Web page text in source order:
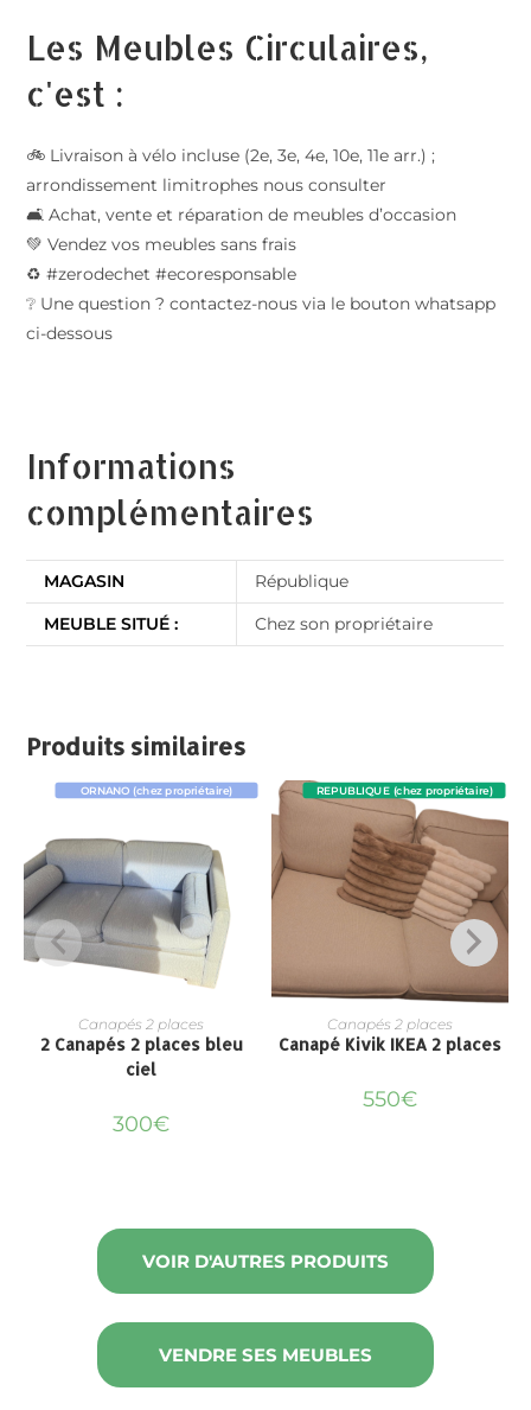
Les Meubles Circulaires,
c'est :
🚲 Livraison à vélo incluse (2e, 3e, 4e, 10e, 11e arr.) ;
arrondissement limitrophes nous consulter
🛋️ Achat, vente et réparation de meubles d’occasion
💚 Vendez vos meubles sans frais
♻️ #zerodechet #ecoresponsable
❔ Une question ? contactez-nous via le bouton whatsapp
ci-dessous
Informations
complémentaires
MAGASIN
République
MEUBLE SITUÉ :
Chez son propriétaire
Produits similaires
ORNANO (chez propriétaire)
Canapés 2 places
2 Canapés 2 places bleu
ciel
300€
REPUBLIQUE (chez propriétaire)
Canapés 2 places
Canapé Kivik IKEA 2 places
550€
VOIR D'AUTRES PRODUITS
VENDRE SES MEUBLES